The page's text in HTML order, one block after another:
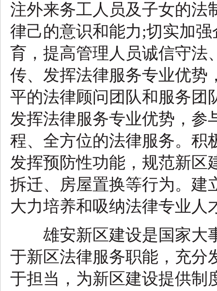
注外来务工人员及子女的法
律己的意识和能力;切实加
育，提高管理人员诚信守法
传、发挥法律服务专业优势
平的法律顾问团队和服务团
发挥法律服务专业优势，参
程、全方位的法律服务。积
发挥预防性功能，规范新区
拆迁、房屋置换等行为。建
大力培养和吸纳法律专业人
雄安新区建设是国家大
于新区法律服务职能，充分
于担当，为新区建设提供制